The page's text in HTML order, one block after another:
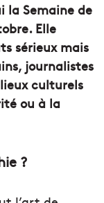
la Semaine de
Elle
sérieux mais
journalistes
culturels
ou à la
?